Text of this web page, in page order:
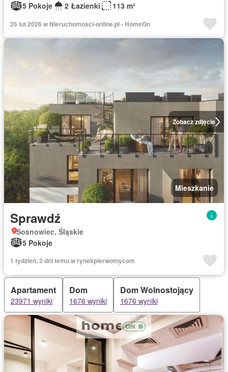
5 Pokoje
2 Łazienki 113 m²
26 lut 2026 w Nieruchomosci-online.pl - HomeOn
Zobacz zdjęcie
Mieszkanie
Sprawdź
Sosnowiec, Śląskie
5 Pokoje
1 tydzień, 2 dni temu w rynekpierwotnycom
Apartament
23971 wyniki
Dom
1676 wyniki
Dom Wolnostojący
1676 wyniki